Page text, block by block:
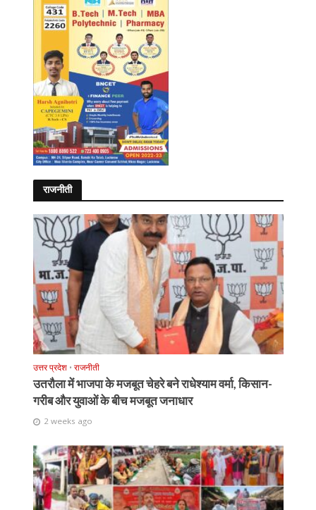
राजनीती
उत्तर प्रदेश • राजनीती
उतरौला में भाजपा के मजबूत चेहरे बने राधेश्याम वर्मा, किसान-
गरीब और युवाओं के बीच मजबूत जनाधार
2 weeks ago